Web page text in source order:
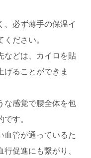
、必ず薄手の保温イ
ださい。
などは、カイロを貼
げることができま
な感覚で腰全体を包
す。
血管が通っているた
促進にも繋がり、